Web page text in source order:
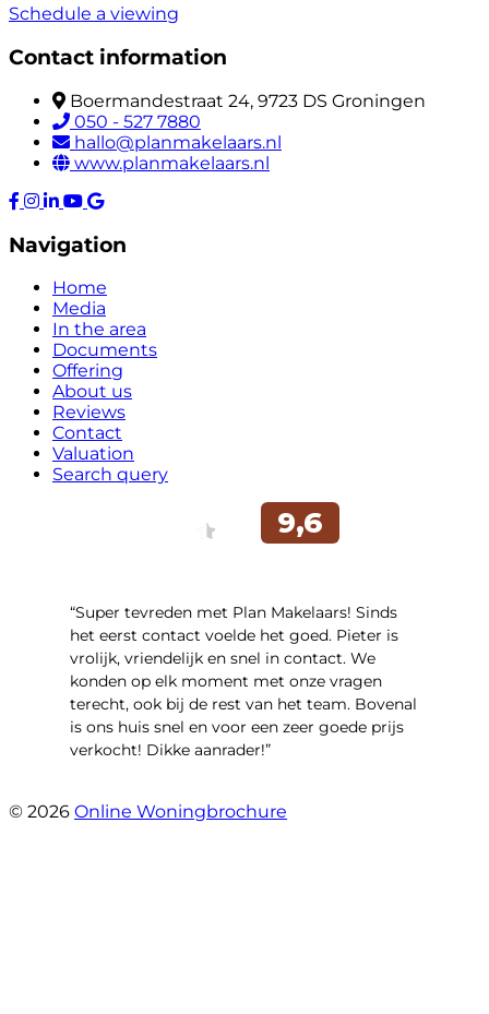
Schedule a viewing
Contact information
Boermandestraat 24, 9723 DS Groningen
050 - 527 7880
hallo@planmakelaars.nl
www.planmakelaars.nl
Navigation
Home
Media
In the area
Documents
Offering
About us
Reviews
Contact
Valuation
Search query
“Super tevreden met Plan Makelaars! Sinds
het eerst contact voelde het goed. Pieter is
vrolijk, vriendelijk en snel in contact. We
konden op elk moment met onze vragen
terecht, ook bij de rest van het team. Bovenal
is ons huis snel en voor een zeer goede prijs
verkocht! Dikke aanrader!”
© 2026 Online Woningbrochure